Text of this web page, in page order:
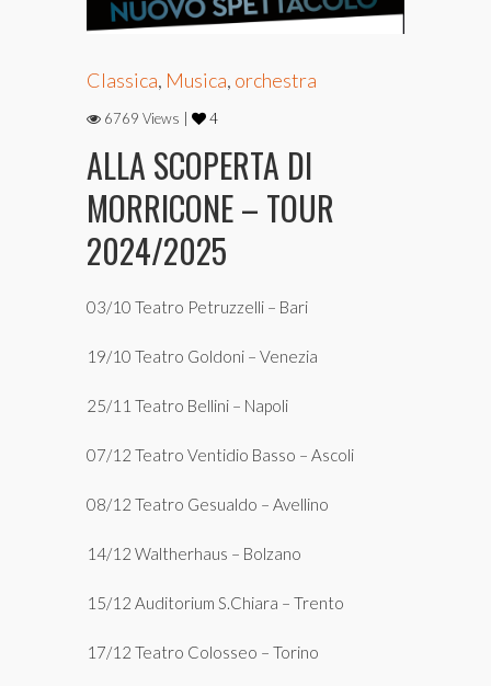
Classica, Musica, orchestra
6769 Views | 4
ALLA SCOPERTA DI
MORRICONE – TOUR
2024/2025
03/10 Teatro Petruzzelli – Bari
19/10 Teatro Goldoni – Venezia
25/11 Teatro Bellini – Napoli
07/12 Teatro Ventidio Basso – Ascoli
08/12 Teatro Gesualdo – Avellino
14/12 Waltherhaus – Bolzano
15/12 Auditorium S.Chiara – Trento
17/12 Teatro Colosseo – Torino